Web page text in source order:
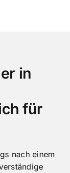
in
für
nach einem